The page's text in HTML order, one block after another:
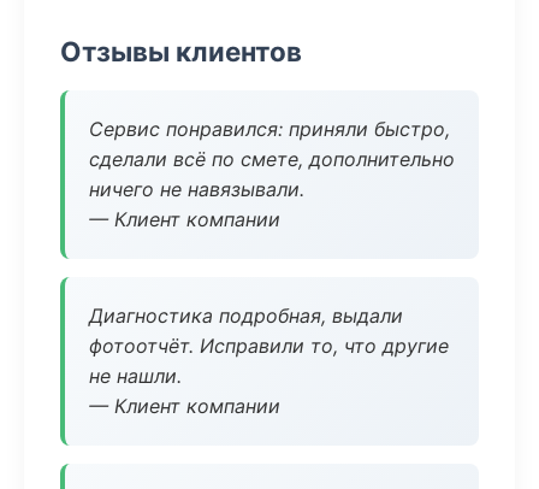
Отзывы клиентов
Сервис понравился: приняли быстро,
сделали всё по смете, дополнительно
ничего не навязывали.
— Клиент компании
Диагностика подробная, выдали
фотоотчёт. Исправили то, что другие
не нашли.
— Клиент компании